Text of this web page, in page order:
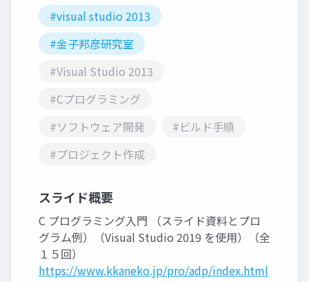
#visual studio 2013
#金子邦彦研究室
#Visual Studio 2013
#Cプログラミング
#ソフトウェア開発
#ビルド手順
#プロジェクト作成
スライド概要
C プログラミング入門 （スライド資料とプロ
グラム例）（Visual Studio 2019 を使用）（全
１５回）
https://www.kkaneko.jp/pro/adp/index.html